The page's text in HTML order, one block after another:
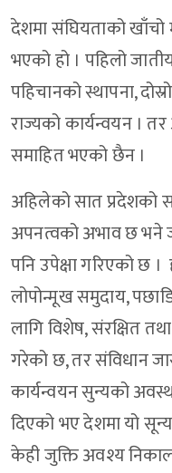
देशमा संघियताको खाँचो
भएको हो । पहिलो
पहिचानको स्थापना,
राज्यको कार्यन्वयन ।
समाहित भएको छैन ।
अहिलेको सात प्रदेशको
अपनत्वको अभाव छ भने
पनि उपेक्षा गरिएको छ ।
लोपोन्मूख समुदाय,
लागि विशेष, संरक्षित
गरेको छ, तर संविधान
कार्यन्वयन सुन्यको
दिएको भए देशमा यो
केही जुक्ति अवश्य